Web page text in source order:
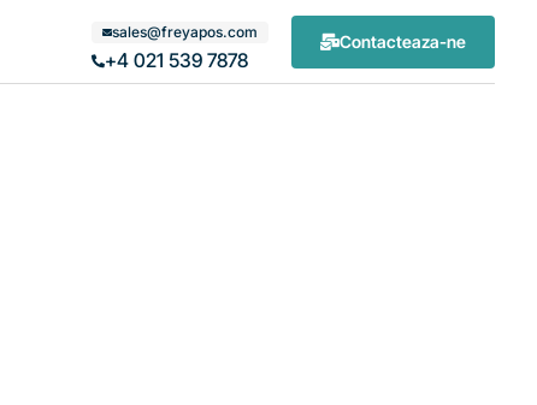
sales@freyapos.com
+4 021 539 7878
Contacteaza-ne